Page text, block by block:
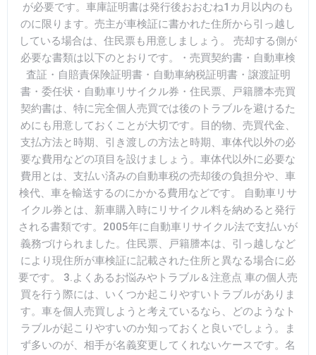
が必要です。車庫証明書は発行後おおむね1カ月以内のも
のに限ります。売主が車検証に書かれた住所から引っ越し
している場合は、住民票も用意しましょう。 売却する側が
必要な書類は以下のとおりです。・売買契約書・自動車検
査証・自賠責保険証明書・自動車納税証明書・譲渡証明
書・委任状・自動車リサイクル券・住民票、戸籍謄本売買
契約書は、特に完全個人売買では後のトラブルを避けるた
めにも用意しておくことが大切です。目的物、売買代金、
支払方法と時期、引き渡しの方法と時期、車体代以外の必
要な費用などの項目を設けましょう。車体代以外に必要な
費用とは、支払い済みの自動車税の売却後の負担分や、車
検代、車を輸送するのにかかる費用などです。 自動車リサ
イクル券とは、新車購入時にリサイクル料を納めると発行
される書類です。2005年に自動車リサイクル法で支払いが
義務づけられました。住民票、戸籍謄本は、引っ越しなど
により現住所が車検証に記載された住所と異なる場合に必
要です。 3.よくあるお悩みやトラブル＆注意点 車の個人売
買を行う際には、いくつか起こりやすいトラブルがありま
す。車を個人売買しようと考えているなら、どのようなト
ラブルが起こりやすいのか知っておくと良いでしょう。ま
ず多いのが、相手が名義変更してくれないケースです。名